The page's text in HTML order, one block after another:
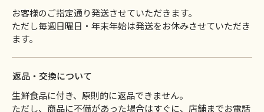
お客様のご指定通り発送させていただきます。
ただし毎週日曜日・年末年始は発送をお休みさせていただき
ます。
返品・交換について
生鮮食品に付き、原則的に返品できません。
ただし、商品に不備があった場合はすぐに、店舗までお電話